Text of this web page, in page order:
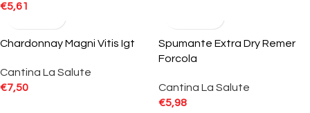
€5,61
Chardonnay Magni Vitis Igt
Cantina La Salute
€7,50
Spumante Extra Dry Remer
Forcola
Cantina La Salute
€5,98